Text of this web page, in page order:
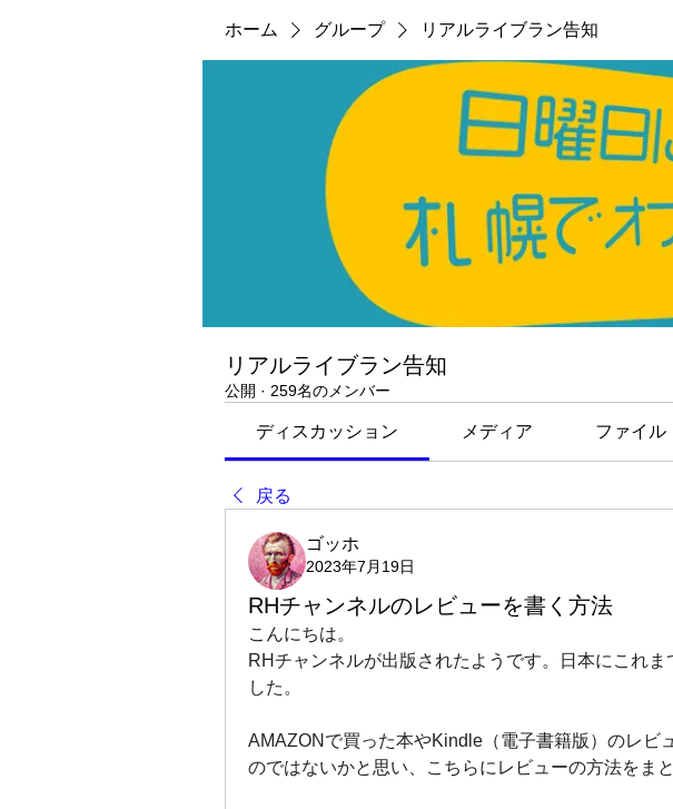
ホーム グループ リアルライブラン告知
リアルライブラン告知
公開 · 259名のメンバー
ディスカッション メディア ファイル
戻る
ゴッホ
2023年7月19日
RHチャンネルのレビューを書く方法
こんにちは。
RHチャンネルが出版されたようです。日本にこれ
した。
AMAZONで買った本やKindle（電子書籍版）のレビ
のではないかと思い、こちらにレビューの方法をまと